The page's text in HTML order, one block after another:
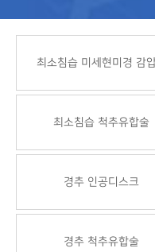
최소침습 미세현미경 감
최소침습 척추유합술
경추 인공디스크
경추 척추유합술